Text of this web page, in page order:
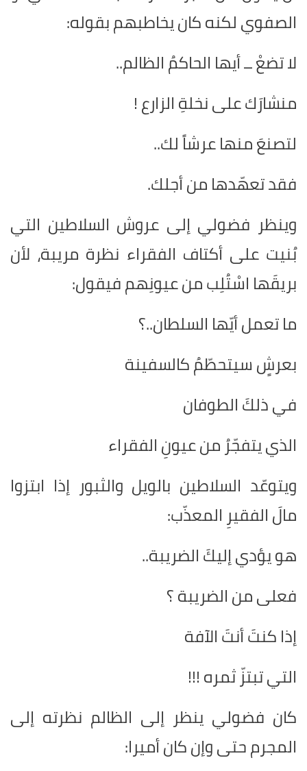
الصفوي لكنه كان يخاطبهم بقوله:
لا تضعْ ــ أيها الحاكمُ الظالم..
منشارَك على نخلةِ الزارع !
لتصنعَ منها عرشاً لك..
فقد تعهّدها من أجلك.
وينظر فضولي إلى عروش السلاطين التي
بُنيت على أكتاف الفقراء نظرة مريبة، لأن
بريقَها اسْتُلِب من عيونِهم فيقول:
ما تعمل أيّها السلطان..؟
بعرشٍ سيتحطّمُ كالسفينة
في ذلكَ الطوفان
الذي يتفجّرُ من عيونِ الفقراء
ويتوعّد السلاطين بالويل والثبور إذا ابتزوا
مالَ الفقيرِ المعذّب:
هو يؤدي إليكَ الضريبة..
فعلى من الضريبة ؟
إذا كنتَ أنتَ الآفة
التي تبتزّ ثمره !!!
كان فضولي ينظر إلى الظالم نظرته إلى
المجرم حتى وإن كان أميرا: